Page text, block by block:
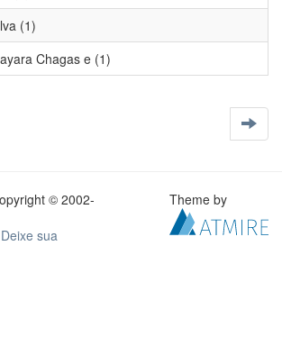
(1)
Chagas e (1)
© 2002-
Deixe sua
Theme by